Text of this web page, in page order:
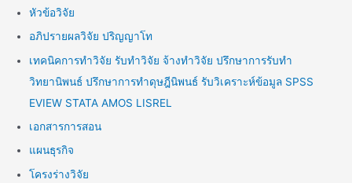
หัวข้อวิจัย
อภิปรายผลวิจัย ปริญญาโท
เทคนิคการทำวิจัย รับทำวิจัย จ้างทำวิจัย ปรึกษาการรับทำ
วิทยานิพนธ์ ปรึกษาการทำดุษฎีนิพนธ์ รับวิเคราะห์ข้อมูล SPSS
EVIEW STATA AMOS LISREL
เอกสารการสอน
แผนธุรกิจ
โครงร่างวิจัย